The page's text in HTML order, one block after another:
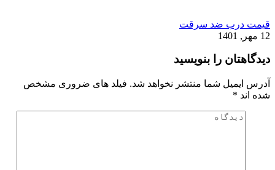
قیمت درب ضد سرقت
12 مهر, 1401
دیدگاهتان را بنویسید
آدرس ایمیل شما منتشر نخواهد شد. فیلد های ضروری مشخص
شده اند *